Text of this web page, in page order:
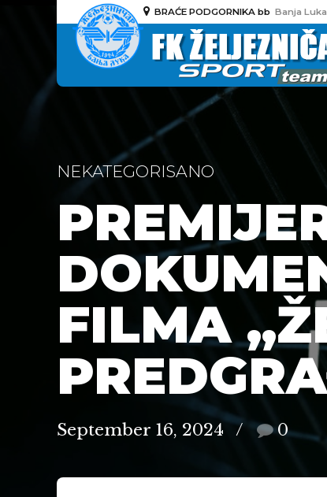
BRAĆE PODGORNIKA bb Banja Luka
NEKATEGORISANO
FILMA
September 16, 2024 0